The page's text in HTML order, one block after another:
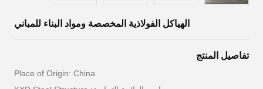
الهياكل الفولاذية المخصصة ومواد البناء للمباني
تفاصيل المنتج
Place of Origin: China